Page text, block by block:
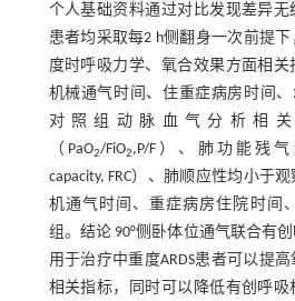
个人基础资料通过对比发现差异无
患者均采取每2 h侧翻身一次前提
度时呼吸力学、氧合效果方面相关
机械通气时间、住重症病房时间
对照组动脉血气分析相
（PaO2/FiO2,P/F）、肺功能残气
capacity, FRC）、肺顺应性均小于
机通气时间、重症病房住院时间
组。结论 90°侧卧体位通气联合有
用于治疗中重度ARDS患者可以提
相关指标，同时可以降低有创呼